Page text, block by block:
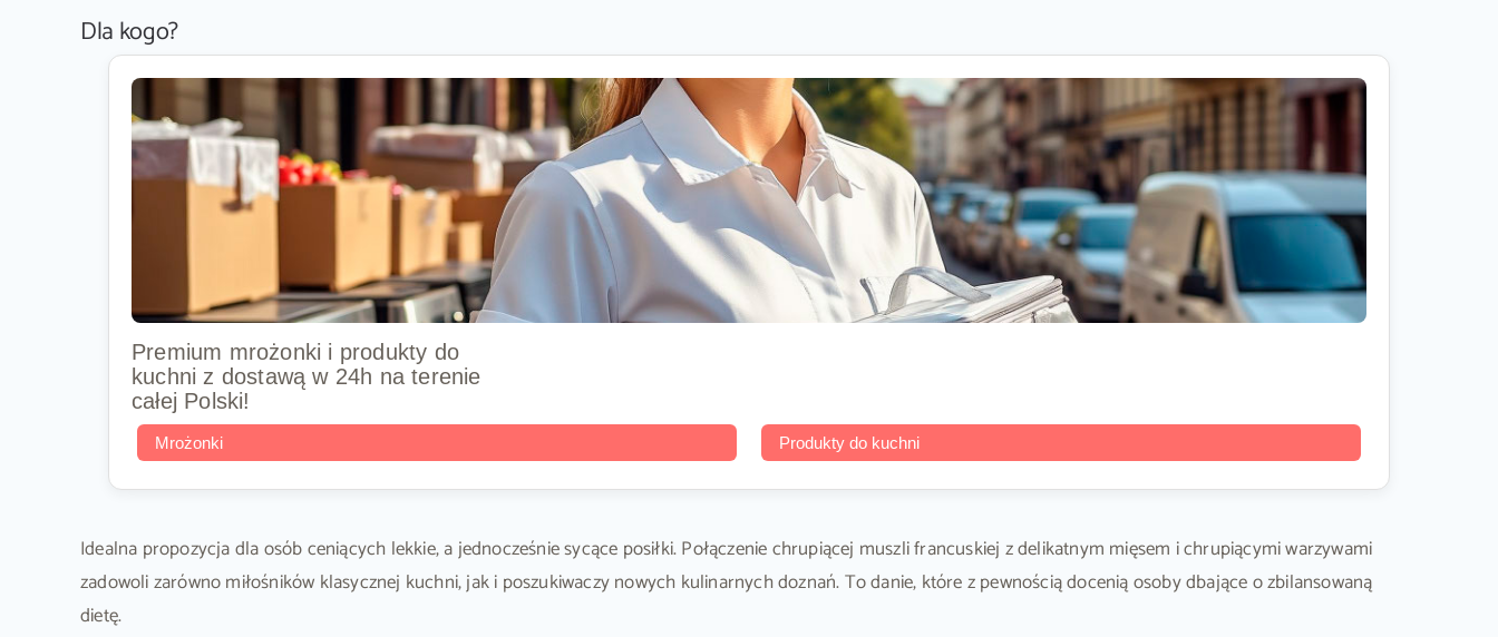
Dla kogo?
Premium mrożonki i produkty do
kuchni z dostawą w 24h na terenie
całej Polski!
Mrożonki Produkty do kuchni
Idealna propozycja dla osób ceniących lekkie, a jednocześnie sycące posiłki. Połączenie chrupiącej muszli francuskiej z delikatnym mięsem i chrupiącymi warzywami
zadowoli zarówno miłośników klasycznej kuchni, jak i poszukiwaczy nowych kulinarnych doznań. To danie, które z pewnością docenią osoby dbające o zbilansowaną
dietę.